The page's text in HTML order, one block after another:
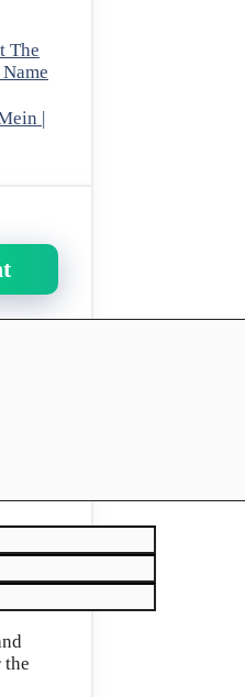
The
|
the